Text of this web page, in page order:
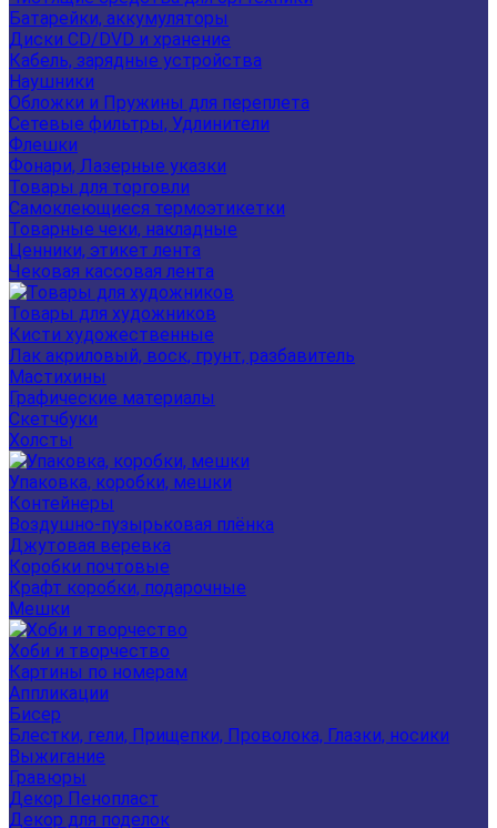
Батарейки, аккумуляторы
Диски CD/DVD и хранение
Кабель, зарядные устройства
Наушники
Обложки и Пружины для переплета
Сетевые фильтры, Удлинители
Флешки
Фонари, Лазерные указки
Товары для торговли
Самоклеющиеся термоэтикетки
Товарные чеки, накладные
Ценники, этикет лента
Чековая кассовая лента
Товары для художников
Кисти художественные
Лак акриловый, воск, грунт, разбавитель
Мастихины
Графические материалы
Скетчбуки
Холсты
Упаковка, коробки, мешки
Контейнеры
Воздушно-пузырьковая плёнка
Джутовая веревка
Коробки почтовые
Крафт коробки, подарочные
Мешки
Хоби и творчество
Картины по номерам
Аппликации
Бисер
Блестки, гели, Прищепки, Проволока, Глазки, носики
Выжигание
Гравюры
Декор Пенопласт
Декор для поделок